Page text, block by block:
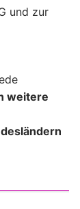
und zur
weitere